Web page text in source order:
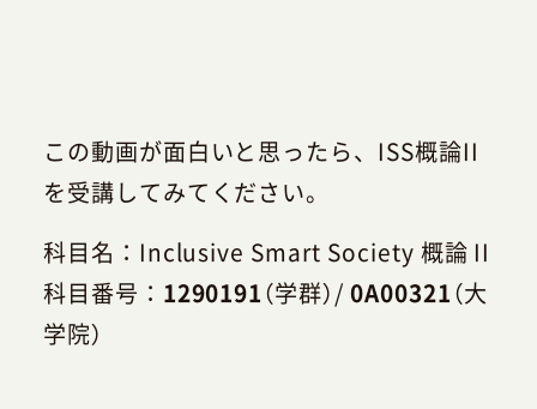
この動画が面白いと思ったら、ISS概論II
を受講してみてください。
科目名：Inclusive Smart Society 概論 II
科目番号： 1290191（学群）/0A00321（大
学院）